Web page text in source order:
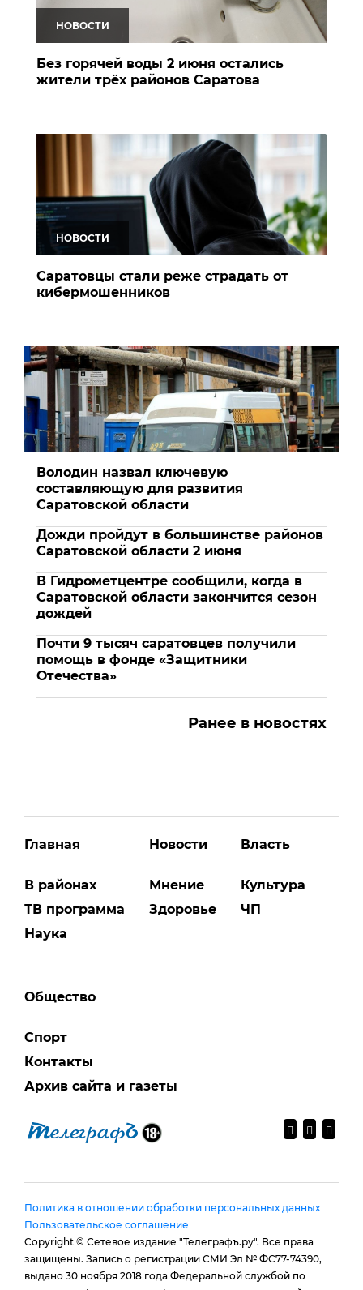
НОВОСТИ
Без горячей воды 2 июня остались
жители трёх районов Саратова
НОВОСТИ
Саратовцы стали реже страдать от
кибермошенников
Володин назвал ключевую
составляющую для развития
Саратовской области
Дожди пройдут в большинстве районов
Саратовской области 2 июня
В Гидрометцентре сообщили, когда в
Саратовской области закончится сезон
дождей
Почти 9 тысяч саратовцев получили
помощь в фонде «Защитники
Отечества»
Ранее в новостях
Главная
В районах
ТВ программа
Наука
Новости
Мнение
Здоровье
Власть
Культура
ЧП
Общество
Спорт
Контакты
Архив сайта и газеты
Политика в отношении обработки персональных данных
Пользовательское соглашение
Copyright © Сетевое издание "Телеграфъ.ру". Все права
защищены. Запись о регистрации СМИ Эл № ФС77-74390,
выдано 30 ноября 2018 года Федеральной службой по